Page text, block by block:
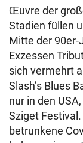
Œuvre der
Stadien füllen
Mitte der 90er-
Exzessen
sich vermehrt
Slash’s Blues
nur in den
Sziget
betrunkene